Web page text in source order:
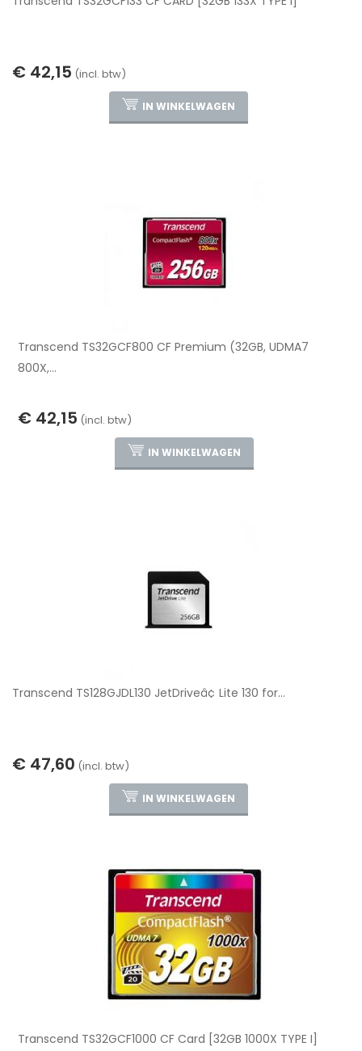
€ 42,15 (incl. btw)
IN WINKELWAGEN
Transcend TS32GCF800 CF Premium (32GB, UDMA7
800X,...
€ 42,15 (incl. btw)
IN WINKELWAGEN
Transcend TS128GJDL130 JetDriveâ¢ Lite 130 for...
€ 47,60 (incl. btw)
IN WINKELWAGEN
Transcend TS32GCF1000 CF Card [32GB 1000X TYPE I]